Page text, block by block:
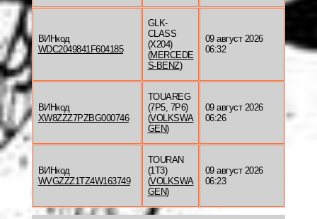
ВИНкод
WDC2049841F604185
GLK-
CLASS
(X204)
(MERCEDE
S-BENZ)
09 август 2026
06:32
ВИНкод
XW8ZZZ7PZBG000746
TOUAREG
(7P5, 7P6)
(VOLKSWA
GEN)
09 август 2026
06:26
ВИНкод
WVGZZZ1TZ4W163749
TOURAN
(1T3)
(VOLKSWA
GEN)
09 август 2026
06:23